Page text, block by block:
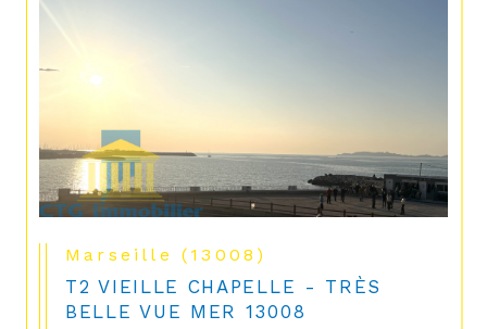
Marseille (13008)
T2 VIEILLE CHAPELLE - TRÈS
BELLE VUE MER 13008